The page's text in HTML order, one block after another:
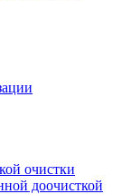
очистки
доочисткой